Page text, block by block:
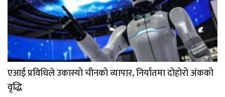
एआई प्रविधिले उकास्यो चीनको व्यापार, निर्यातमा दोहोरो अंकको
वृद्धि